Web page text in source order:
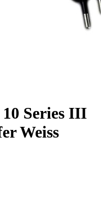
10 Series III
Weiss